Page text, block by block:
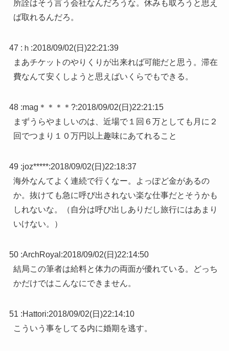
所詮はそう言う会社なんだろうな。休みも取ろうと思え
ば取れるんだろ。
47 : ｈ :2018/09/02(日)22:21:39
まあチケットのやりくりが出来れば可能だと思う。滞在
費なんて安くしようと思えばいくらでもできる。
48 :mag＊＊＊＊?:2018/09/02(日)22:21:15
まずうらやましいのは、近場で１回６万としても月に２
回でつまり１０万円以上趣味にあてれること
49 :joz*****:2018/09/02(日)22:18:37
海外なんてよく連続で行くなー。よっぽど金があるの
か。抜けても急に呼び出されない楽な仕事だとそうかも
しれないな。（自分は呼び出しありだし旅行にはあまり
いけない。）
50 :ArchRoyal :2018/09/02(日)22:14:50
結局この筆者は給料と体力の両面が優れている。どっち
かだけではこんなにできません。
51 :Hattori:2018/09/02(日)22:14:10
こういう事をしてる内に婚期を逃す。